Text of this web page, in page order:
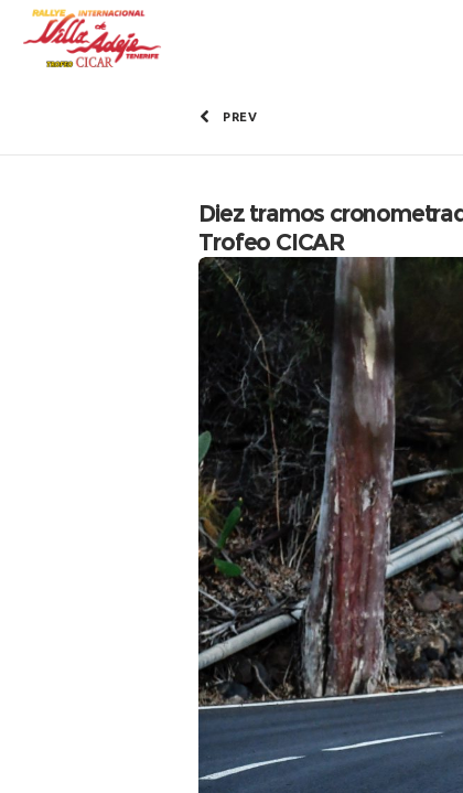
PREV
Diez tramos
Trofeo CICAR